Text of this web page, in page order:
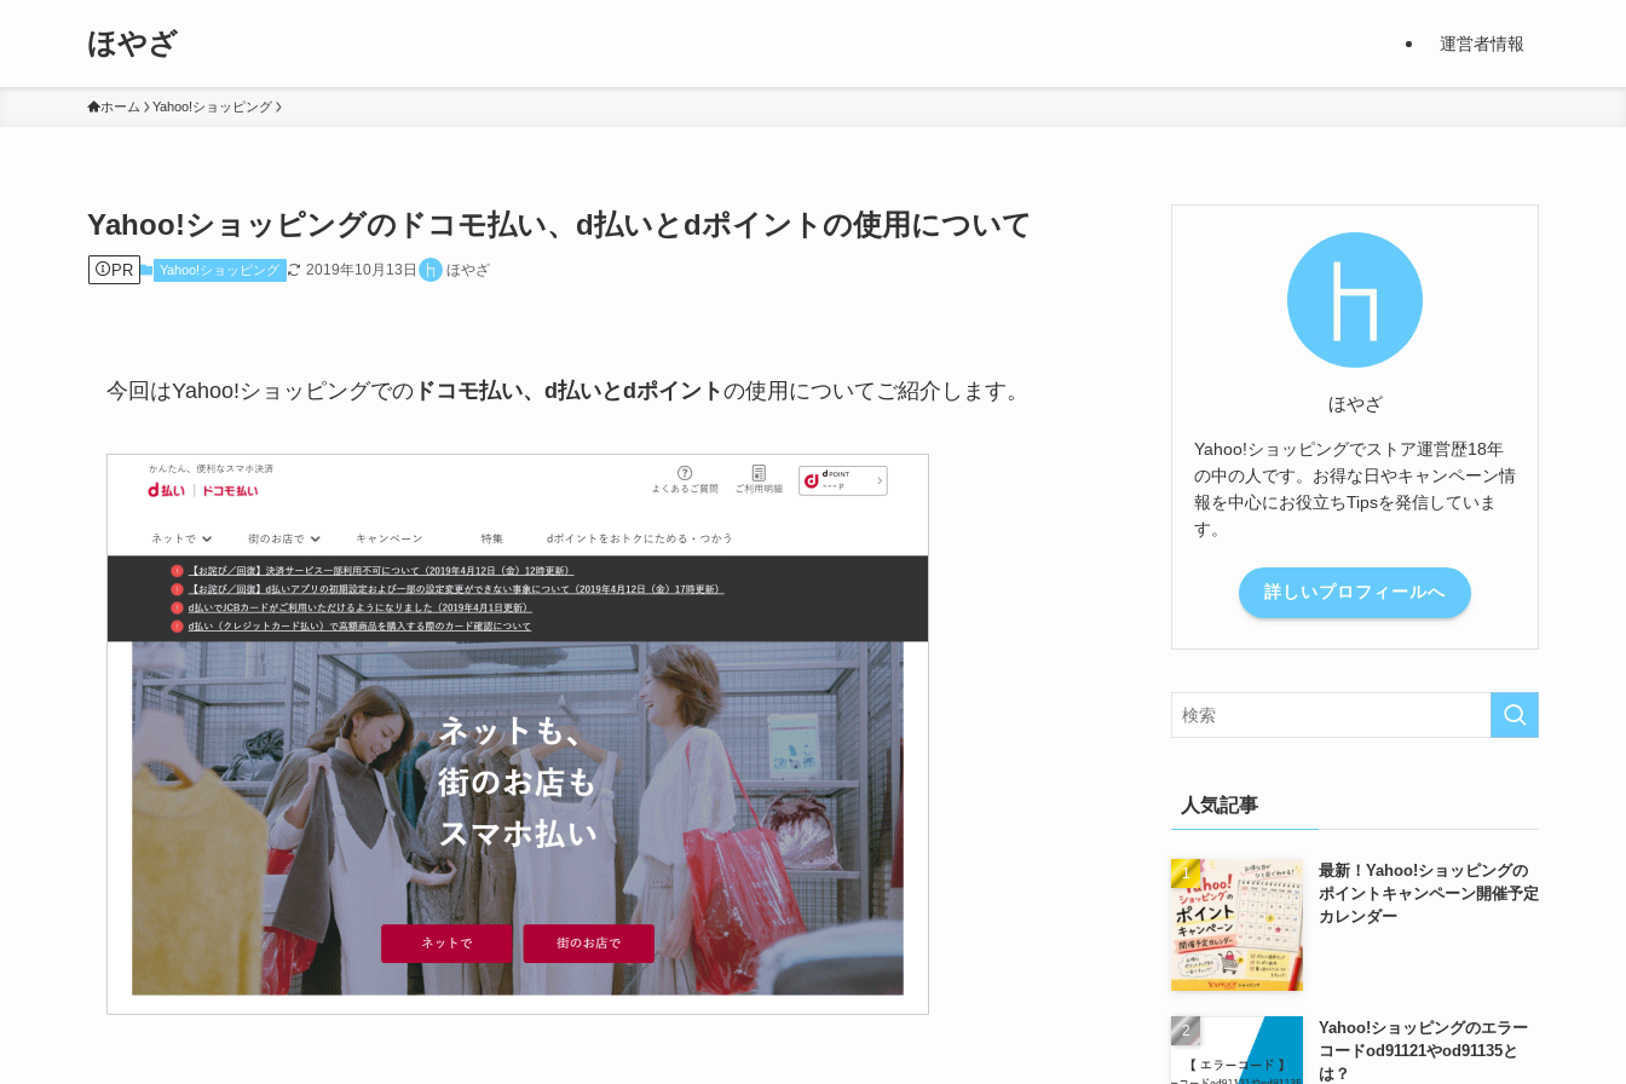
ほやざ 運営者情報
ホーム Yahoo!ショッピング
Yahoo!ショッピングのドコモ払い、d払いとdポイントの使用について
PR Yahoo!ショッピング 2019年10月13日 ほやざ
今回はYahoo!ショッピングでの ドコモ払い、d払いとdポイントの使用についてご紹介します。 ほやざ
Yahoo!ショッピングでストア運営歴18年
の中の人です。お得な日やキャンペーン情
報を中心にお役立ちTipsを発信していま
す。
詳しいプロフィールへ
人気記事
最新！Yahoo!ショッピングの
ポイントキャンペーン開催予定
カレンダー
Yahoo!ショッピングのエラー
コードod91121やod91135と
は？